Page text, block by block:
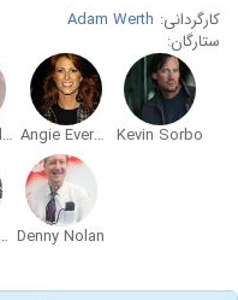
کارگردانی: Adam Werth
ستارگان:
Kevin Sorbo
Angie Everhart
Daniel Baldwin
Denny Nolan
Sarah Nicklin